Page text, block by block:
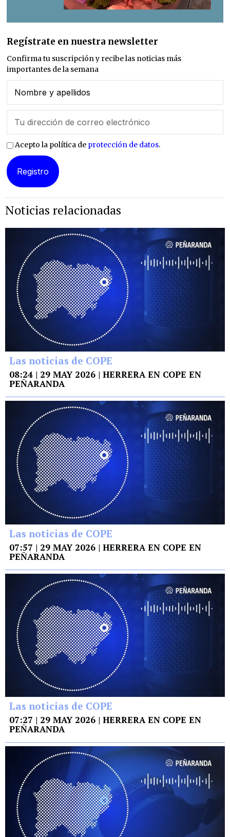
Regístrate en nuestra newsletter
Confirma tu suscripción y recibe las noticias más
importantes de la semana
Acepto la política de protección de datos.
Noticias relacionadas
Las noticias de COPE
08:24 | 29 MAY 2026 | HERRERA EN COPE EN
PEÑARANDA
Las noticias de COPE
07:57 | 29 MAY 2026 | HERRERA EN COPE EN
PEÑARANDA
Las noticias de COPE
07:27 | 29 MAY 2026 | HERRERA EN COPE EN
PEÑARANDA